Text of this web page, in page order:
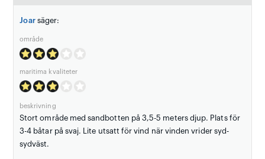
Joar säger:
område
maritima kvaliteter
beskrivning
Stort område med sandbotten på 3,5-5 meters djup. Plats för
3-4 båtar på svaj. Lite utsatt för vind när vinden vrider syd-
sydväst.